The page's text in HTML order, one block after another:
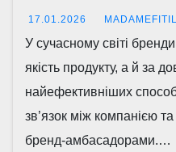
17.01.2026 MADAMEFITIL
У сучасному світі
якість продукту, а й за
найефективніших
зв’язок між компанією
бренд-амбасадорами.…